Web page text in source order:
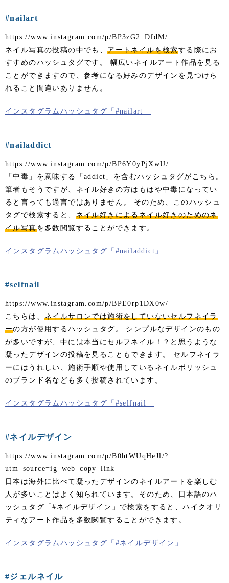
#nailart
https://www.instagram.com/p/BP3zG2_DfdM/
ネイル写真の投稿の中でも、アートネイルを検索する際にお
すすめのハッシュタグです。 幅広いネイルアート作品を見る
ことができますので、参考になる好みのデザインを見つけら
れること間違いありません。
インスタグラムハッシュタグ「#nailart」
#nailaddict
https://www.instagram.com/p/BP6Y0yPjXwU/
「中毒」を意味する「addict」を含むハッシュタグがこちら。
筆者もそうですが、ネイル好きの方はもはや中毒になってい
ると言っても過言ではありません。 そのため、このハッシュ
タグで検索すると、 ネイル好きによるネイル好きのためのネ
イル写真を多数閲覧することができます。
インスタグラムハッシュタグ「#nailaddict」
#selfnail
https://www.instagram.com/p/BPE0rp1DX0w/
こちらは、 ネイルサロンでは施術をしていないセルフネイラ
ーの方が使用するハッシュタグ。 シンプルなデザインのもの
が多いですが、中には本当にセルフネイル！？と思うような
凝ったデザインの投稿を見ることもできます。 セルフネイラ
ーにはうれしい、施術手順や使用しているネイルポリッシュ
のブランド名なども多く投稿されています。
インスタグラムハッシュタグ「#selfnail」
#ネイルデザイン
https://www.instagram.com/p/B0htWUqHeJl/?
utm_source=ig_web_copy_link
日本は海外に比べて凝ったデザインのネイルアートを楽しむ
人が多いことはよく知られています。そのため、日本語のハ
ッシュタグ「#ネイルデザイン」で検索をすると、ハイクオリ
ティなアート作品を多数閲覧することができます。
インスタグラムハッシュタグ「#ネイルデザイン」
#ジェルネイル